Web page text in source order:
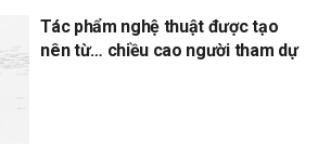
Tác phẩm nghệ thuật được tạo
nên từ… chiều cao người tham dự